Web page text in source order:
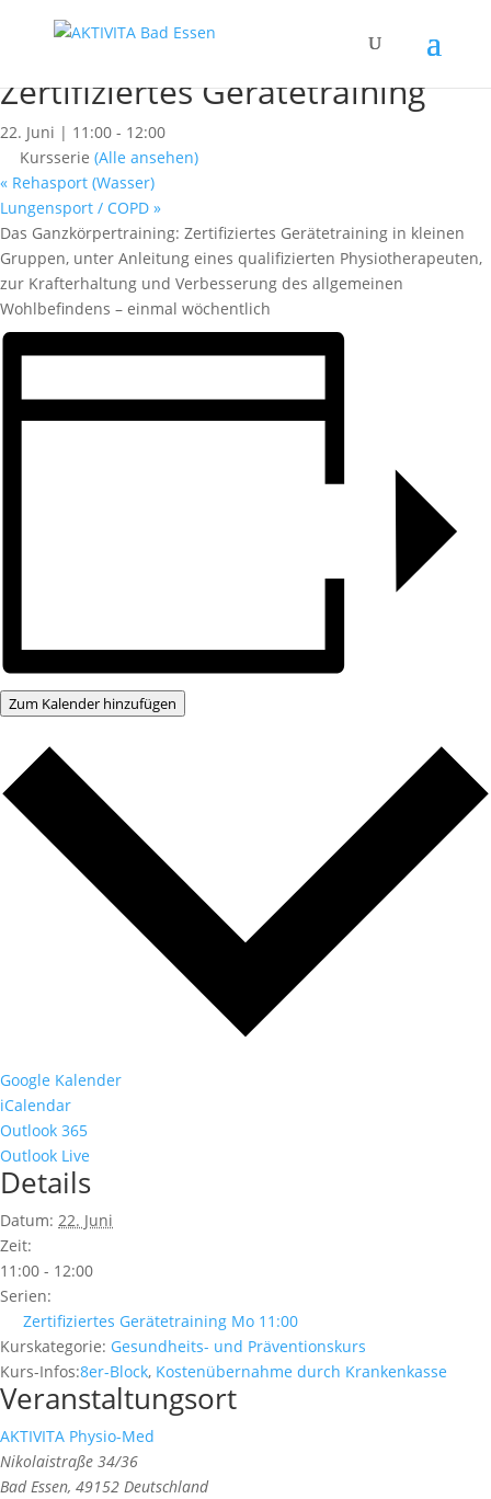
« Alle Kurse
Zertifiziertes Gerätetraining
22. Juni | 11:00 - 12:00
Kursserie (Alle ansehen)
« Rehasport (Wasser)
Lungensport / COPD »
Das Ganzkörpertraining: Zertifiziertes Gerätetraining in kleinen
Gruppen, unter Anleitung eines qualifizierten Physiotherapeuten,
zur Krafterhaltung und Verbesserung des allgemeinen
Wohlbefindens – einmal wöchentlich
Zum Kalender hinzufügen
Google Kalender
iCalendar
Outlook 365
Outlook Live
Details
Datum: 22. Juni
Zeit:
11:00 - 12:00
Serien:
Zertifiziertes Gerätetraining Mo 11:00
Kurskategorie: Gesundheits- und Präventionskurs
Kurs-Infos:8er-Block, Kostenübernahme durch Krankenkasse
Veranstaltungsort
AKTIVITA Physio-Med
Nikolaistraße 34/36
Bad Essen, 49152 Deutschland